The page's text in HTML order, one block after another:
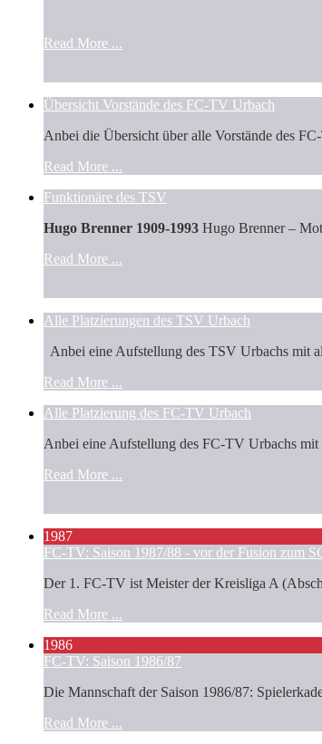
Read More ...
Übersicht Vorstände des FC-TV Urbach
Anbei die Übersicht über alle Vorstände des
Read More ...
Funktionäre des TSV
Hugo Brenner 1909-1993 Hugo Brenner –
Read More ...
Alle Platzierungen des TSV Urbach
Anbei eine Aufstellung des TSV Urbachs mit
Read More ...
Alle Platzierung des FC-TV Urbach
Anbei eine Aufstellung des FC-TV Urbachs
Read More ...
1987
FC-TV: Saison 1987/88 - vor der Fusion zum
Der 1. FC-TV ist Meister der Kreisliga A
Read More ...
1986
FC-TV: Saison 1986/87
Die Mannschaft der Saison 1986/87:
Read More ...